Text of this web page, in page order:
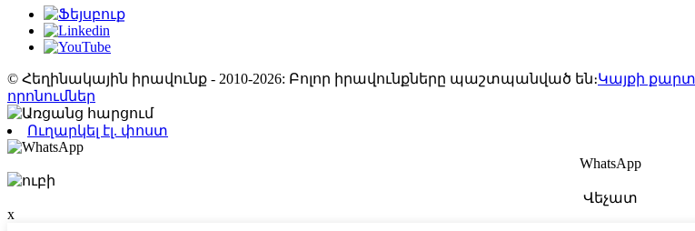
© Հեղինակային իրավունք - 2010-2026: Բոլոր իրավունքները պաշտպանված են։Կայքի
որոնումներ
Ուղարկել էլ. փոստ
WhatsApp
Վեչատ
x